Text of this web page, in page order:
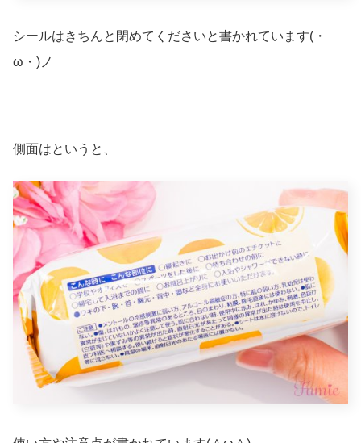
シールはきちんと閉めてくださいと書かれています(・
ω・)ノ
側面はというと、